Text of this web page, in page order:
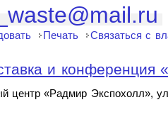
Печать Связаться с
и конференция
центр «Радмир Экспохолл»,